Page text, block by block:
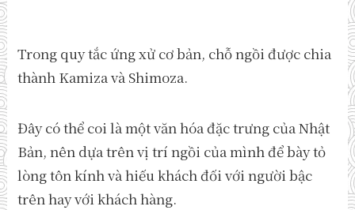
Trong quy tắc ứng xử cơ bản, chỗ ngồi được chia
thành Kamiza và Shimoza.
Đây có thể coi là một văn hóa đặc trưng của Nhật
Bản, nên dựa trên vị trí ngồi của mình để bày tỏ
lòng tôn kính và hiếu khách đối với người bậc
trên hay với khách hàng.